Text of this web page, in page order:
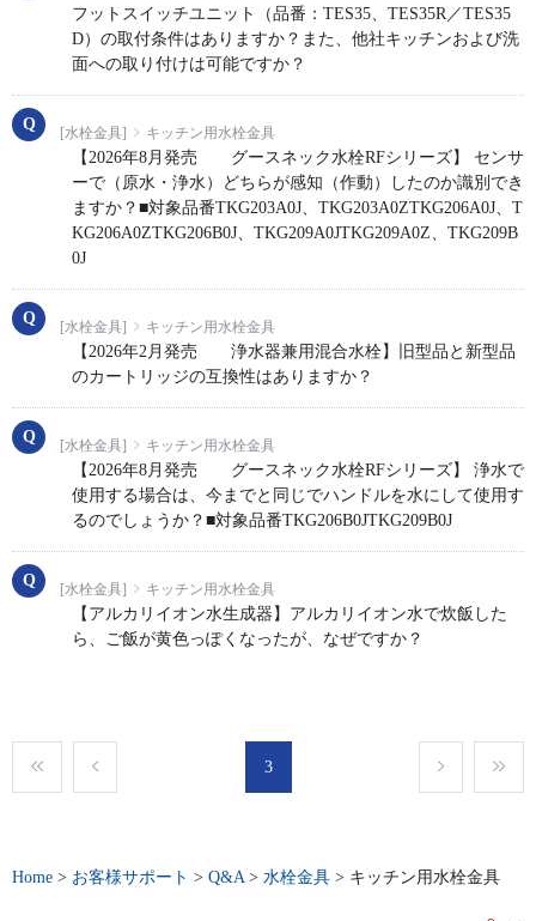
フットスイッチユニット（品番：TES35、TES35R／TES35
D）の取付条件はありますか？また、他社キッチンおよび洗
面への取り付けは可能ですか？
[水栓金具] キッチン用水栓金具
【2026年8月発売 グースネック水栓RFシリーズ】 センサ
ーで（原水・浄水）どちらが感知（作動）したのか識別でき
ますか？■対象品番TKG203A0J、TKG203A0ZTKG206A0J、T
KG206A0ZTKG206B0J、TKG209A0JTKG209A0Z、TKG209B
0J
[水栓金具] キッチン用水栓金具
【2026年2月発売 浄水器兼用混合水栓】旧型品と新型品
のカートリッジの互換性はありますか？
[水栓金具] キッチン用水栓金具
【2026年8月発売 グースネック水栓RFシリーズ】 浄水で
使用する場合は、今までと同じでハンドルを水にして使用す
るのでしょうか？■対象品番TKG206B0JTKG209B0J
[水栓金具] キッチン用水栓金具
【アルカリイオン水生成器】アルカリイオン水で炊飯した
ら、ご飯が黄色っぽくなったが、なぜですか？
3
Home > お客様サポート > Q&A> 水栓金具 > キッチン用水栓金具